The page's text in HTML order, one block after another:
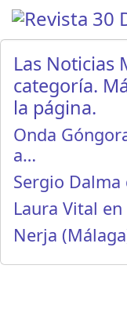
Las Noticias
categoría.
la página.
Onda
a…
Sergio
Laura Vital
Nerja